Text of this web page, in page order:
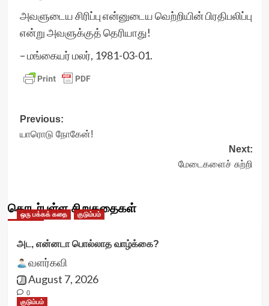
அவளுடைய சிரிப்பு என்னுடைய வெற்றியின் பிரதிபலிப்பு
என்று அவளுக்குத் தெரியாது!
– மங்கையர் மலர், 1981-03-01.
Post
navigation
Previous:
யாரொடு நோகேன்!
Next:
மேடைகளைச் சுற்றி
தொடர்புள்ள சிறுகதைகள்
ஒரு பக்கக் கதை குடும்பம்
அட, என்னடா பொல்லாத வாழ்க்கை?
வளர்கவி
August 7, 2026
0
குடும்பம்